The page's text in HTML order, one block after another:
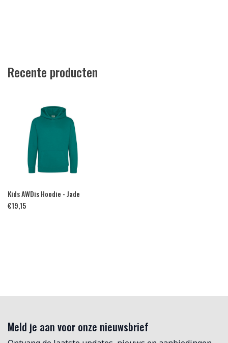
Recente producten
Kids AWDis Hoodie - Jade
€19,15
Meld je aan voor onze nieuwsbrief